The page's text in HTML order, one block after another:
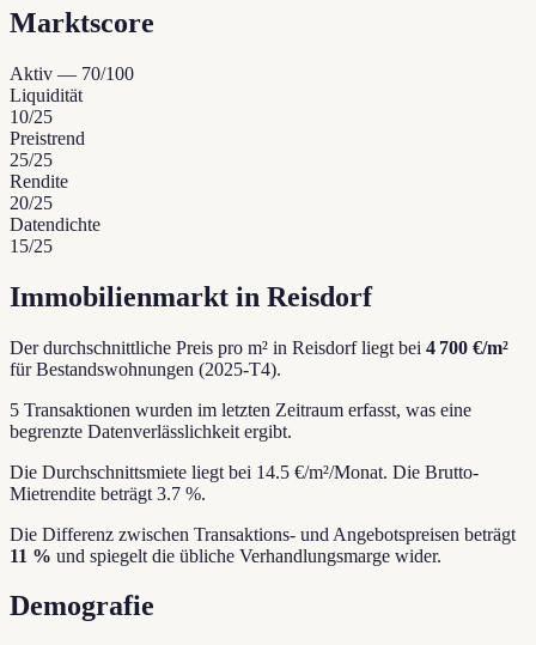
Marktscore
Aktiv — 70/100
Liquidität
10/25
Preistrend
25/25
Rendite
20/25
Datendichte
15/25
Immobilienmarkt in Reisdorf
Der durchschnittliche Preis pro m² in Reisdorf liegt bei 4 700 €/m²
für Bestandswohnungen (2025-T4).
5 Transaktionen wurden im letzten Zeitraum erfasst, was eine
begrenzte Datenverlässlichkeit ergibt.
Die Durchschnittsmiete liegt bei 14.5 €/m²/Monat. Die Brutto-
Mietrendite beträgt 3.7 %.
Die Differenz zwischen Transaktions- und Angebotspreisen beträgt
11 % und spiegelt die übliche Verhandlungsmarge wider.
Demografie